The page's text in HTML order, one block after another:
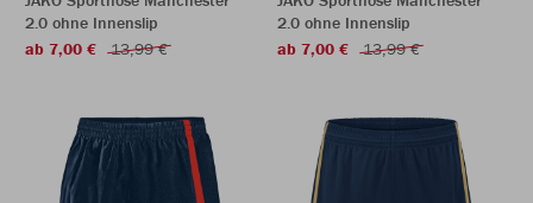
2.0 ohne Innenslip
ab 7,00 €
13,99 €
2.0 ohne Innenslip
ab 7,00 €
13,99 €